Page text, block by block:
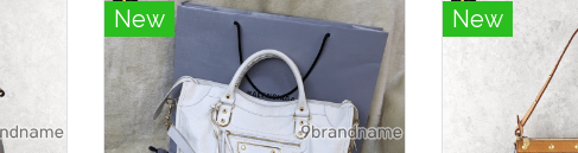
New New